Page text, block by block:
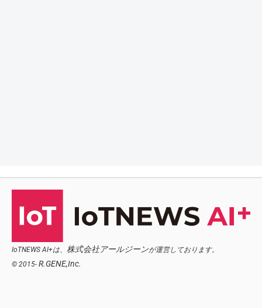
IoTNEWS AI+は、 株式会社アールジーンが運営しております。
© 2015- R.GENE,Inc.